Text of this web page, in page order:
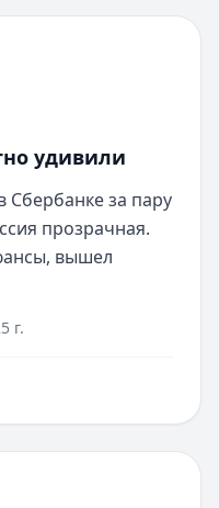
удивили
за пару
прозрачная.
вышел
г.